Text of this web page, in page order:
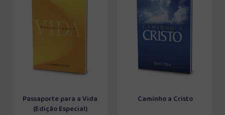
Passaporte para a Vida
(Edição Especial)
Caminho a Cristo